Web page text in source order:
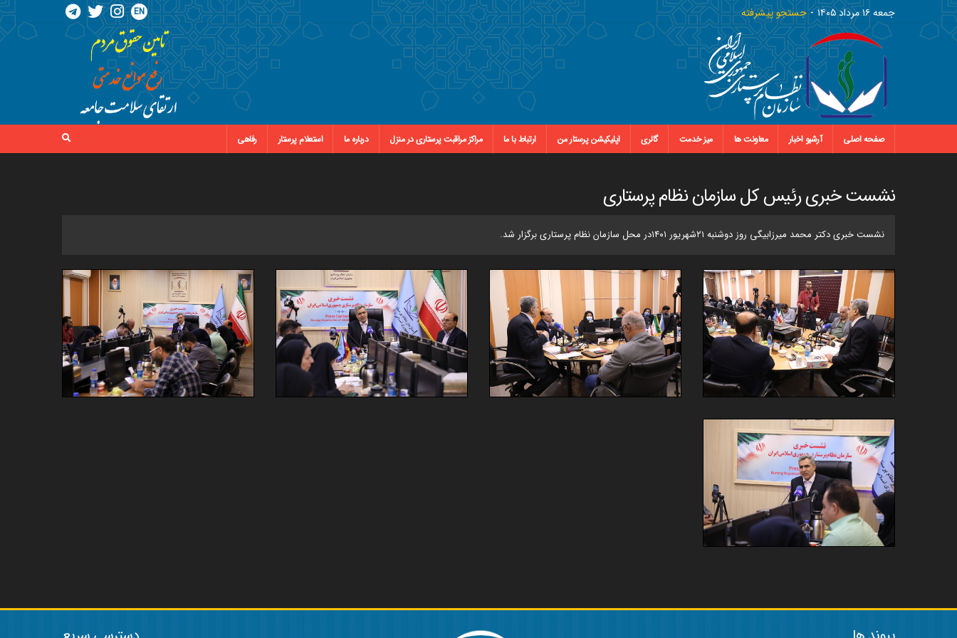
جمعه ١٦ مرداد ١٤٠٥ جستجو پیشرفته EN
صفحه اصلی آرشیو اخبار معاونت ها میز خدمت گالری اپلیکیشن پرستار من ارتباط با ما مراکز مراقبت پرستاری در منزل درباره ما استعلام پرستار رفاهی
نشست خبری رئیس کل سازمان نظام پرستاری
نشست خبری دکتر محمد میرزابیگی روز دوشنبه ۲۱شهریور ۱۴۰۱در محل سازمان نظام پرستاری برگزار شد.